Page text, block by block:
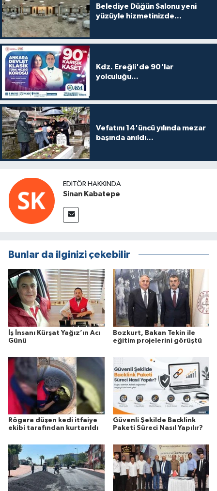
Belediye Düğün Salonu yeni
yüzüyle hizmetinizde...
Kdz. Ereğli'de 90'lar
yolculuğu...
Vefatını 14'üncü yılında mezar
başında anıldı...
EDITÖR HAKKINDA
Sinan Kabatepe
Bunlar da ilginizi çekebilir
İş İnsanı Kürşat Yağız’ın Acı
Günü
Bozkurt, Bakan Tekin ile
eğitim projelerini görüştü
Rögara düşen kedi itfaiye
ekibi tarafından kurtarıldı
Güvenli Şekilde Backlink
Paketi Süreci Nasıl Yapılır?